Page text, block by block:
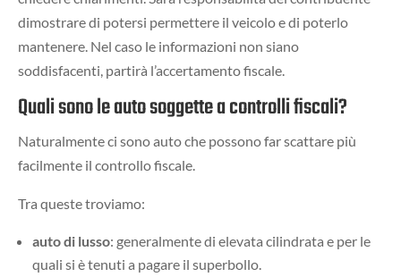
dimostrare di potersi permettere il veicolo e di poterlo
mantenere. Nel caso le informazioni non siano
soddisfacenti, partirà l’accertamento fiscale.
Quali sono le auto soggette a controlli fiscali?
Naturalmente ci sono auto che possono far scattare più
facilmente il controllo fiscale.
Tra queste troviamo:
auto di lusso: generalmente di elevata cilindrata e per le
quali si è tenuti a pagare il superbollo.